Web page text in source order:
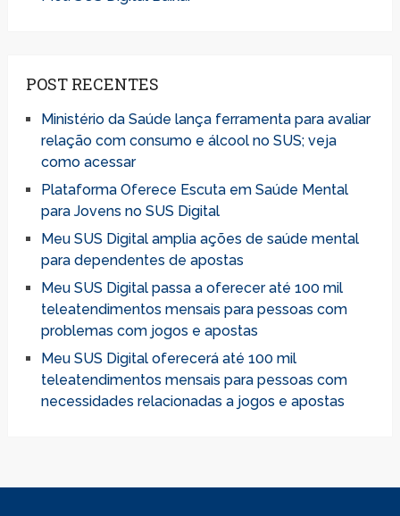
POST RECENTES
Ministério da Saúde lança ferramenta para avaliar
relação com consumo e álcool no SUS; veja
como acessar
Plataforma Oferece Escuta em Saúde Mental
para Jovens no SUS Digital
Meu SUS Digital amplia ações de saúde mental
para dependentes de apostas
Meu SUS Digital passa a oferecer até 100 mil
teleatendimentos mensais para pessoas com
problemas com jogos e apostas
Meu SUS Digital oferecerá até 100 mil
teleatendimentos mensais para pessoas com
necessidades relacionadas a jogos e apostas